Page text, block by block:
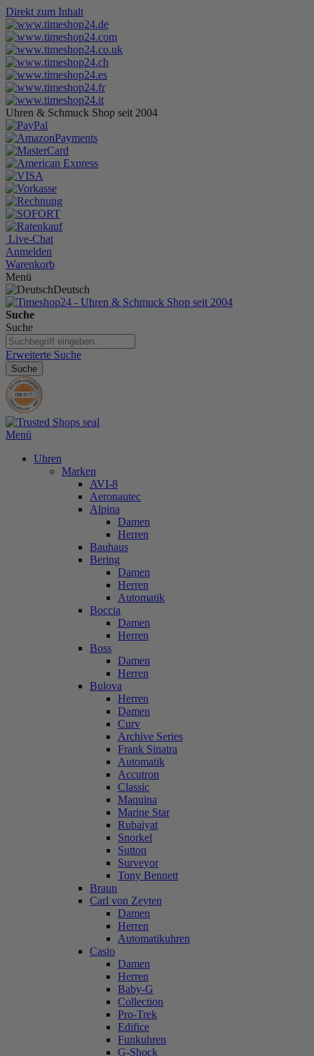
Direkt zum Inhalt
Uhren & Schmuck Shop seit 2004
Live-Chat
Anmelden
Warenkorb
Menü
Deutsch
Suche
Suche
Erweiterte Suche
Suche
Menü
Uhren
Marken
AVI-8
Aeronautec
Alpina
Damen
Herren
Bauhaus
Bering
Damen
Herren
Automatik
Boccia
Damen
Herren
Boss
Damen
Herren
Bulova
Herren
Damen
Curv
Archive Series
Frank Sinatra
Automatik
Accutron
Classic
Maquina
Marine Star
Rubaiyat
Snorkel
Sutton
Surveyor
Tony Bennett
Braun
Carl von Zeyten
Damen
Herren
Automatikuhren
Casio
Damen
Herren
Baby-G
Collection
Pro-Trek
Edifice
Funkuhren
G-Shock